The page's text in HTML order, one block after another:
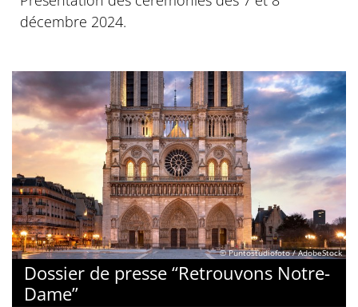
décembre 2024.
© Puntostudiofoto / AdobeStock
Dossier de presse “Retrouvons Notre-
Dame”